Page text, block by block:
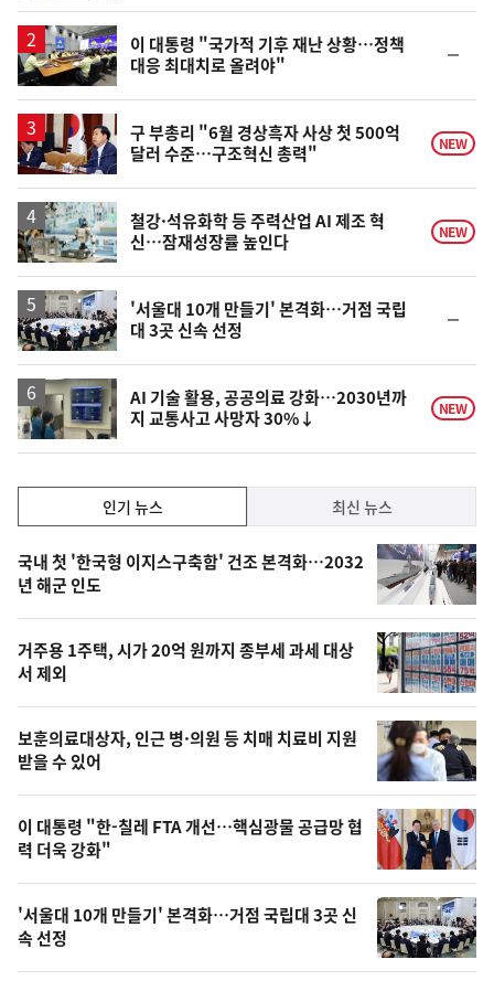
일
이 대통령 "국가적 기후 재난 상황…정책
대응 최대치로 올려야"
일
구 부총리 "6월 경상흑자 사상 첫 500억
달러 수준…구조혁신 총력"
NEW
철강·석유화학 등 주력산업 AI 제조 혁
신…잠재성장률 높인다
NEW
'서울대 10개 만들기' 본격화…거점 국립
대 3곳 신속 선정
일
AI 기술 활용, 공공의료 강화…2030년까
지 교통사고 사망자 30%↓
NEW
기,
최
신,
오
늘
의
영
상
오
늘
의
사
진
인기 뉴스 최신 뉴스
기
뉴
스
국내 첫 '한국형 이지스구축함' 건조 본격화…2032
년 해군 인도
거주용 1주택, 시가 20억 원까지 종부세 과세 대상
서 제외
보훈의료대상자, 인근 병·의원 등 치매 치료비 지원
받을 수 있어
이 대통령 "한-칠레 FTA 개선…핵심광물 공급망 협
력 더욱 강화"
'서울대 10개 만들기' 본격화…거점 국립대 3곳 신
속 선정